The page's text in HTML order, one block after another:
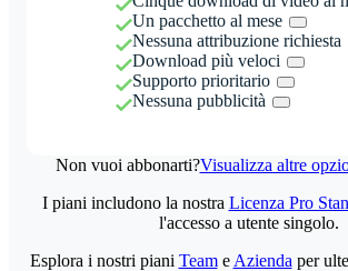
Un pacchetto al mese
Nessuna attribuzione richiesta
Download più veloci
Supporto prioritario
Nessuna pubblicità
Non vuoi abbonarti?Visualizza altre
I piani includono la nostra Licenza Pro
l'accesso a utente singolo.
Esplora i nostri piani Teame Azienda per